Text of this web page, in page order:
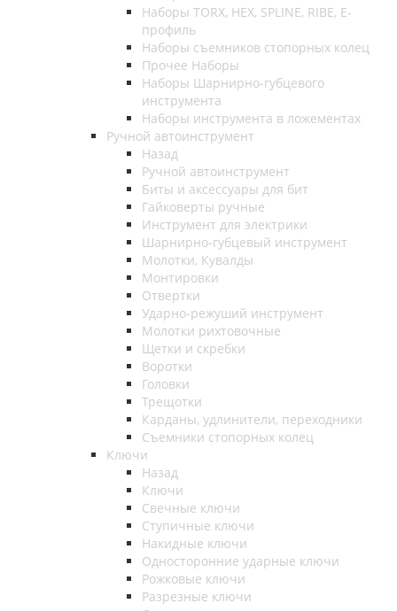
Наборы TORX, HEX, SPLINE, RIBE, E-
профиль
Наборы съемников стопорных колец
Прочее Наборы
Наборы Шарнирно-губцевого
инструмента
Наборы инструмента в ложементах
Ручной автоинструмент
Назад
Ручной автоинструмент
Биты и аксессуары для бит
Гайковерты ручные
Инструмент для электрики
Шарнирно-губцевый инструмент
Молотки, Кувалды
Монтировки
Отвертки
Ударно-режуший инструмент
Молотки рихтовочные
Щетки и скребки
Воротки
Головки
Трещотки
Карданы, удлинители, переходники
Съемники стопорных колец
Ключи
Назад
Ключи
Свечные ключи
Ступичные ключи
Накидные ключи
Односторонние ударные ключи
Рожковые ключи
Разрезные ключи